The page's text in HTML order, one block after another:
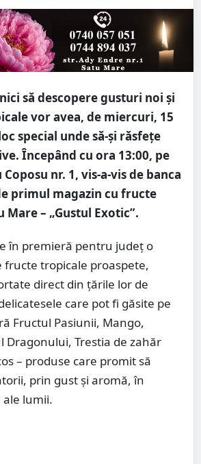
să descopere gusturi noi și
vor avea, de miercuri, 15
special unde să-și răsfețe
Începând cu ora 13:00, pe
nr. 1, vis-a-vis de banca
primul magazin cu fructe
Mare – „Gustul Exotic”.
în premieră pentru județ o
fructe tropicale proaspete,
direct din țările lor de
care pot fi găsite pe
Fructul Pasiunii, Mango,
Dragonului, Trestia de zahăr
– produse care promit să
prin gust și aromă, în
lumii.